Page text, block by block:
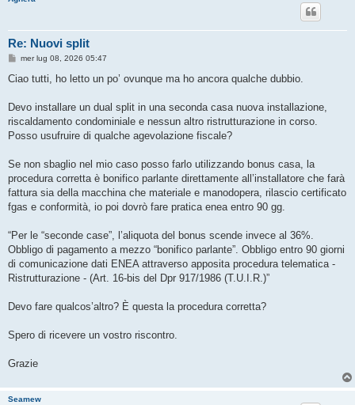
Re: Nuovi split
M
s
g
i
o
mer lug 08, 2026 05:47
Ciao tutti, ho letto un po’ ovunque ma ho ancora qualche dubbio.
Devo installare un dual split in una seconda casa nuova installazione,
riscaldamento condominiale e nessun altro ristrutturazione in corso.
Posso usufruire di qualche agevolazione fiscale?
Se non sbaglio nel mio caso posso farlo utilizzando bonus casa, la
procedura corretta è bonifico parlante direttamente all’installatore che farà
fattura sia della macchina che materiale e manodopera, rilascio certificato
fgas e conformità, io poi dovrò fare pratica enea entro 90 gg.
“Per le “seconde case”, l’aliquota del bonus scende invece al 36%.
Obbligo di pagamento a mezzo “bonifico parlante”. Obbligo entro 90 giorni
di comunicazione dati ENEA attraverso apposita procedura telematica -
Ristrutturazione - (Art. 16-bis del Dpr 917/1986 (T.U.I.R.)”
Devo fare qualcos’altro? È questa la procedura corretta?
Spero di ricevere un vostro riscontro.
Grazie
Seamew